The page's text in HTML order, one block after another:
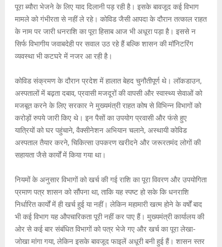
पूरा ब्यौरा भेजने के लिए याद दिलानी पड़ रही है। इसके बावजूद कई विभाग
मामले को गंभीरता से नहीं ले रहे। कोविड जैसी आपदा के दौरान तत्काल राहत
के नाम पर जारी धनराशि का पूरा हिसाब आज भी अधूरा पड़ा है। इससे न
सिर्फ विभागीय जवाबदेही पर सवाल उठ रहे हैं बल्कि शासन की मॉनिटरिंग
व्यवस्था भी कटघरे में नजर आ रही है।
कोविड संक्रमण के दौरान प्रदेश में हालात बेहद चुनौतीपूर्ण थे। लॉकडाउन,
अस्पतालों में बढ़ता दबाव, प्रवासी मजदूरों की वापसी और स्वास्थ्य सेवाओं को
मजबूत करने के लिए सरकार ने मुख्यमंत्री राहत कोष से विभिन्न विभागों को
करोड़ों रुपये जारी किए थे। इन पैसों का उपयोग प्रवासी और फंसे हुए
यात्रियों को घर पहुंचाने, वैक्सीनेशन अभियान चलाने, अस्थायी कोविड
अस्पताल तैयार करने, चिकित्सा उपकरण खरीदने और जरूरतमंद लोगों की
सहायता जैसे कार्यों में किया गया था।
नियमों के अनुसार विभागों को खर्च की गई राशि का पूरा विवरण और उपयोगिता
प्रमाण पत्र शासन को सौंपना था, ताकि यह स्पष्ट हो सके कि धनराशि
निर्धारित कार्यों में ही खर्च हुई या नहीं। लेकिन महामारी खत्म होने के वर्षों बाद
भी कई विभाग यह औपचारिकता पूरी नहीं कर पाए हैं। मुख्यमंत्री कार्यालय की
ओर से कई बार संबंधित विभागों को पत्र भेजे गए और खर्च का पूरा लेखा-
जोखा मांगा गया, लेकिन इसके बावजूद फाइलें अधूरी बनी हुई हैं। शासन स्तर